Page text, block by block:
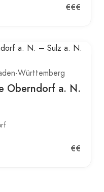
€€€
Württemberg
Oberndorf a. N.
€€